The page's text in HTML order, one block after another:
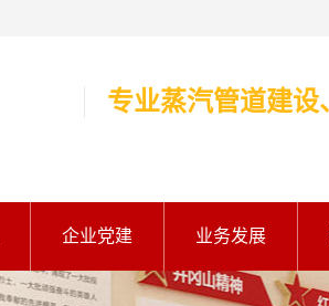
专业蒸汽管道建设
企业党建 业务发展